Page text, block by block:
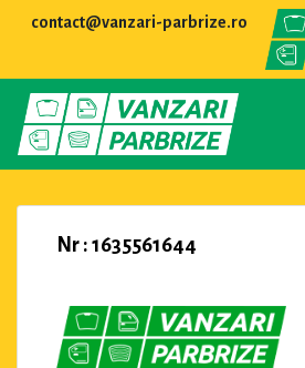
contact@vanzari-parbrize.ro
Nr : 1635561644